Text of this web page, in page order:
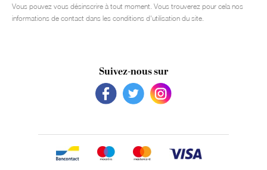
Vous pouvez vous désinscrire à tout moment. Vous trouverez pour cela nos
informations de contact dans les conditions d'utilisation du site.
Suivez-nous sur